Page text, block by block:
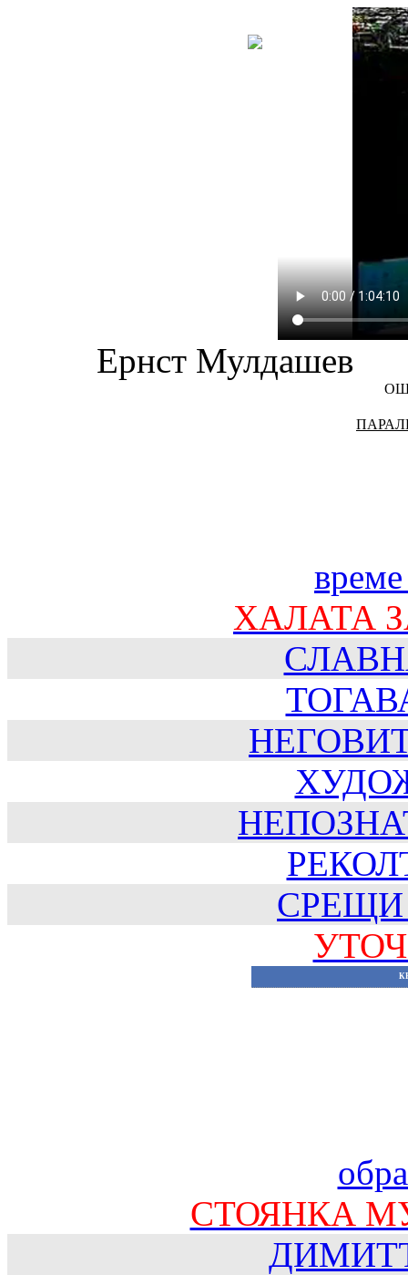
Ернст Мулдашев
ХАЛАТА
СРЕЩИ
СТОЯНКА